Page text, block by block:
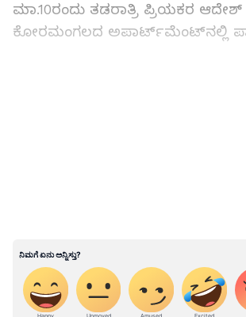
ಮಾ.10ರಂದು ತಡರಾತ್ರಿ ಪ್ರಿಯಕರ
ಕೋರಮಂಗಲದ ಅಪಾರ್ಟ್‌ಮೆಂಟ್‌ನಲ್ಲಿ